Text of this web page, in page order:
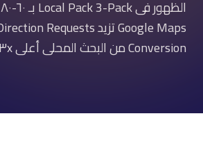
Conversion من البحث المحلى أعلى ٣x من البحث العادى.